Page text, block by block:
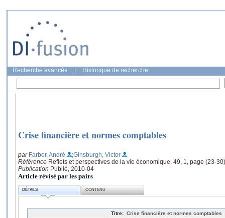
Recherche avancée Historique de recherche
Crise financière et normes comptables
par Farber, André
;Ginsburgh, Victor
Référence Reflets et perspectives de la vie économique, 49, 1, page (23-30)
Publication Publié, 2010-04
Article révisé par les pairs
DÉTAILS CONTENU
Titre: Crise financière et normes comptables